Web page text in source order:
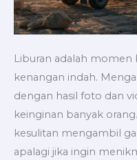
Liburan adalah
kenangan indah.
dengan hasil foto dan
keinginan banyak
kesulitan mengambil
apalagi jika ingin